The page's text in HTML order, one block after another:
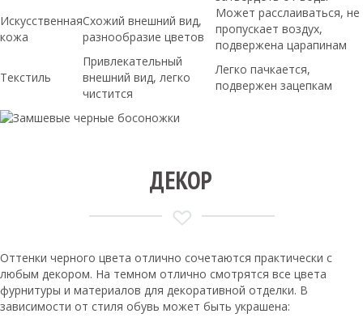
Искусственная
кожа
Схожий внешний вид,
разнообразие цветов
Может расслаиваться, не
пропускает воздух,
подвержена царапинам
Текстиль
Привлекательный
внешний вид, легко
чистится
Легко пачкается,
подвержен зацепкам
ДЕКОР
Оттенки черного цвета отлично сочетаются практически с
любым декором. На темном отлично смотрятся все цвета
фурнитуры и материалов для декоративной отделки. В
зависимости от стиля обувь может быть украшена: